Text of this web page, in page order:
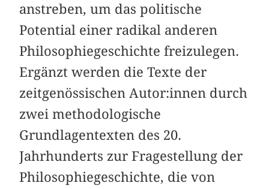
anstreben, um das politische
Potential einer radikal anderen
Philosophiegeschichte freizulegen.
Ergänzt werden die Texte der
zeitgenössischen Autor:innen durch
zwei methodologische
Grundlagentexten des 20.
Jahrhunderts zur Fragestellung der
Philosophiegeschichte, die von